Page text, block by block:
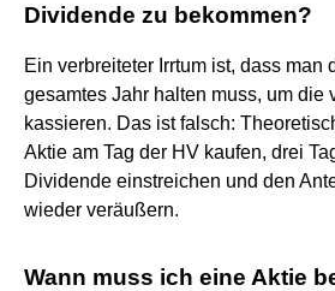
Dividende zu bekommen?
Ein verbreiteter Irrtum ist, dass man
gesamtes Jahr halten muss, um die
kassieren. Das ist falsch:
Aktie am Tag der HV kaufen, drei
Dividende einstreichen und den
wieder veräußern.
Wann muss ich eine Aktie